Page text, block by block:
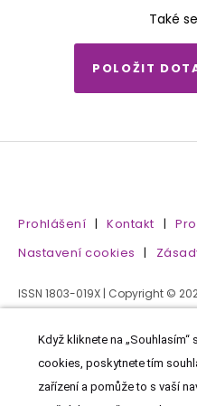
Také
POLOŽIT
Prohlášení | Kontakt |
Nastavení cookies |
ISSN 1803-019X | Copyright ©
Když kliknete na „Souhlasím“
cookies, poskytnete tím
zařízení a pomůže to s vaší